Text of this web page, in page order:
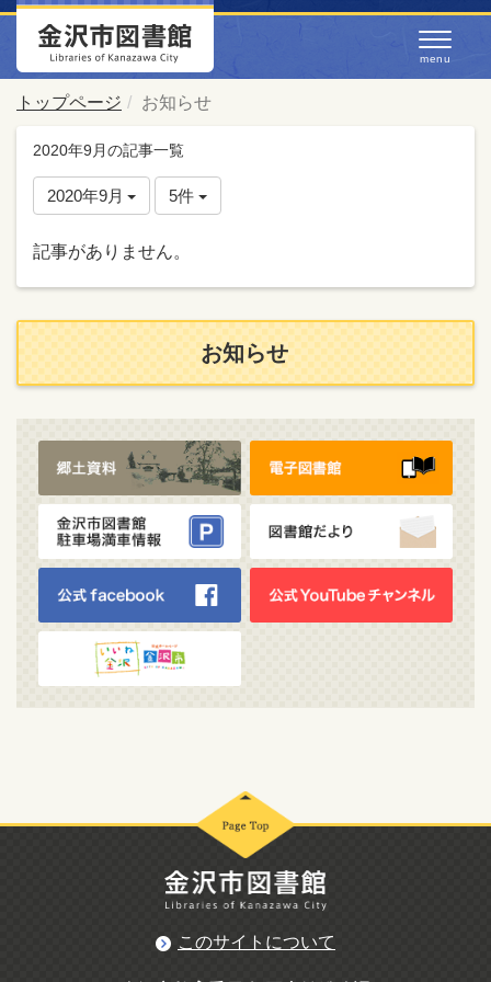
トップページ お知らせ
2020年9月の記事一覧
2020年9月 5件
記事がありません。
お知らせ
このサイトについて